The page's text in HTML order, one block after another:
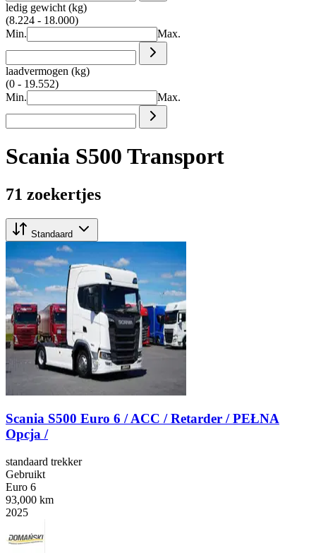
ledig gewicht (kg)
(8.224 - 18.000)
Min.
Max.
laadvermogen (kg)
(0 - 19.552)
Min.
Max.
Scania S500 Transport
71 zoekertjes
Standaard
Scania S500 Euro 6 / ACC / Retarder / PEŁNA
Opcja /
standaard trekker
Gebruikt
Euro 6
93,000 km
2025